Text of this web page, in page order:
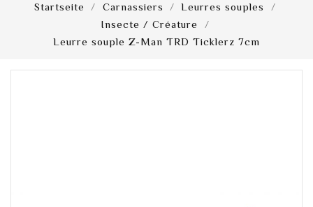
Startseite Carnassiers
Leurres souples
Insecte / Créature
Leurre souple Z-Man TRD Ticklerz 7cm